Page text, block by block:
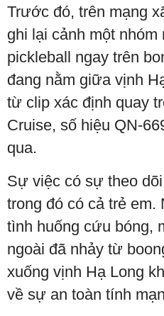
Trước đó, trên mạng
ghi lại cảnh một
pickleball ngay trên
đang nằm giữa vịnh
từ clip xác định quay
Cruise, số hiệu QN-
qua.
Sự việc có sự theo
trong đó có cả trẻ em.
tình huống cứu bóng,
ngoài đã nhảy từ
xuống vịnh Hạ Long
về sự an toàn tính